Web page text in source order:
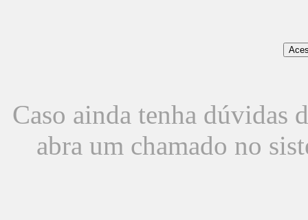
Caso ainda tenha dúvidas
abra um chamado no